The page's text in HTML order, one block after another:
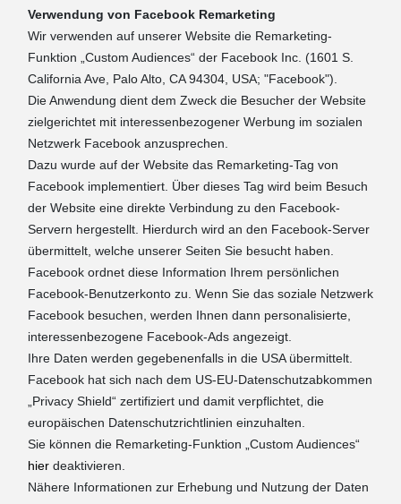
Verwendung von Facebook Remarketing
Wir verwenden auf unserer Website die Remarketing-
Funktion „Custom Audiences“ der Facebook Inc. (1601 S.
California Ave, Palo Alto, CA 94304, USA; "Facebook").
Die Anwendung dient dem Zweck die Besucher der Website
zielgerichtet mit interessenbezogener Werbung im sozialen
Netzwerk Facebook anzusprechen.
Dazu wurde auf der Website das Remarketing-Tag von
Facebook implementiert. Über dieses Tag wird beim Besuch
der Website eine direkte Verbindung zu den Facebook-
Servern hergestellt. Hierdurch wird an den Facebook-Server
übermittelt, welche unserer Seiten Sie besucht haben.
Facebook ordnet diese Information Ihrem persönlichen
Facebook-Benutzerkonto zu. Wenn Sie das soziale Netzwerk
Facebook besuchen, werden Ihnen dann personalisierte,
interessenbezogene Facebook-Ads angezeigt.
Ihre Daten werden gegebenenfalls in die USA übermittelt.
Facebook hat sich nach dem US-EU-Datenschutzabkommen
„Privacy Shield“ zertifiziert und damit verpflichtet, die
europäischen Datenschutzrichtlinien einzuhalten.
Sie können die Remarketing-Funktion „Custom Audiences“
hier deaktivieren.
Nähere Informationen zur Erhebung und Nutzung der Daten